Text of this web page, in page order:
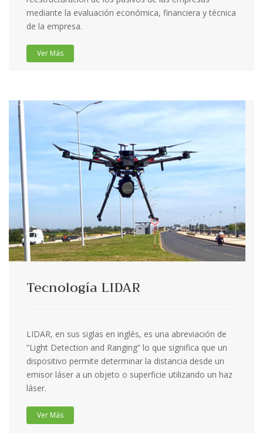
mediante la evaluación económica, financiera y técnica
de la empresa.
Ver Más
Tecnología LIDAR
LIDAR, en sus siglas en inglés, es una abreviación de
“Light Detection and Ranging” lo que significa que un
dispositivo permite determinar la distancia desde un
emisor láser a un objeto o superficie utilizando un haz
láser.
Ver Más